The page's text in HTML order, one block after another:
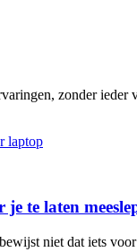
zonder ieder
je te laten
niet dat iets